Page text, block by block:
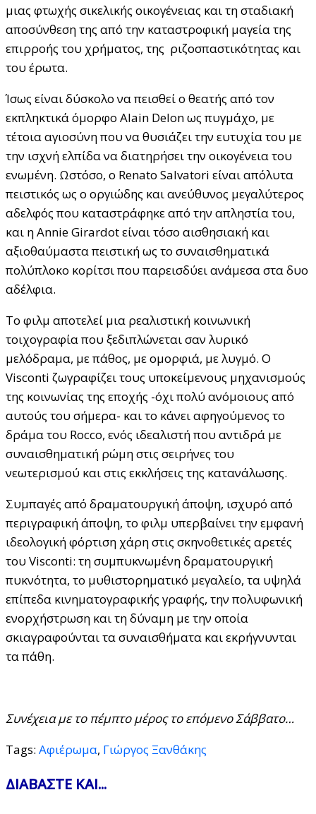
μιας φτωχής σικελικής οικογένειας και τη σταδιακή
αποσύνθεση της από την καταστροφική μαγεία της
επιρροής του χρήματος, της ριζοσπαστικότητας και
του έρωτα.
Ίσως είναι δύσκολο να πεισθεί ο θεατής από τον
εκπληκτικά όμορφο Alain Delon ως πυγμάχο, με
τέτοια αγιοσύνη που να θυσιάζει την ευτυχία του με
την ισχνή ελπίδα να διατηρήσει την οικογένεια του
ενωμένη. Ωστόσο, ο Renato Salvatori είναι απόλυτα
πειστικός ως ο οργιώδης και ανεύθυνος μεγαλύτερος
αδελφός που καταστράφηκε από την απληστία του,
και η Annie Girardot είναι τόσο αισθησιακή και
αξιοθαύμαστα πειστική ως το συναισθηματικά
πολύπλοκο κορίτσι που παρεισδύει ανάμεσα στα δυο
αδέλφια.
Tο φιλμ αποτελεί μια ρεαλιστική κοινωνική
τοιχογραφία που ξεδιπλώνεται σαν λυρικό
μελόδραμα, με πάθος, με ομορφιά, με λυγμό. Ο
Visconti ζωγραφίζει τους υποκείμενους μηχανισμούς
της κοινωνίας της εποχής -όχι πολύ ανόμοιους από
αυτούς του σήμερα- και το κάνει αφηγούμενος το
δράμα του Rocco, ενός ιδεαλιστή που αντιδρά με
συναισθηματική ρώμη στις σειρήνες του
νεωτερισμού και στις εκκλήσεις της κατανάλωσης.
Συμπαγές από δραματουργική άποψη, ισχυρό από
περιγραφική άποψη, το φιλμ υπερβαίνει την εμφανή
ιδεολογική φόρτιση χάρη στις σκηνοθετικές αρετές
του Visconti: τη συμπυκνωμένη δραματουργική
πυκνότητα, το μυθιστορηματικό μεγαλείο, τα υψηλά
επίπεδα κινηματογραφικής γραφής, την πολυφωνική
ενορχήστρωση και τη δύναμη με την οποία
σκιαγραφούνται τα συναισθήματα και εκρήγνυνται
τα πάθη.
Συνέχεια με το πέμπτο μέρος το επόμενο Σάββατο…
Tags: Αφιέρωμα, Γιώργος Ξανθάκης
ΔΙΑΒΑΣΤΕ ΚΑΙ...